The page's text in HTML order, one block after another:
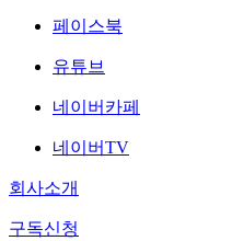
페이스북
유튜브
네이버카페
네이버TV
회사소개
구독신청